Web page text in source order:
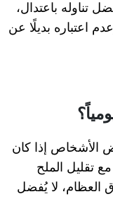
تناوله باعتدال،
اعتباره بديلًا عن
الأشخاص إذا كان
تقليل الملح
العظام، لا يُفضل